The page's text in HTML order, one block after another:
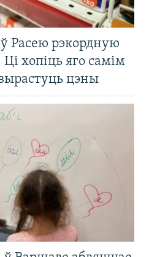
Расею рэкордную
хопіць яго самім
цэны